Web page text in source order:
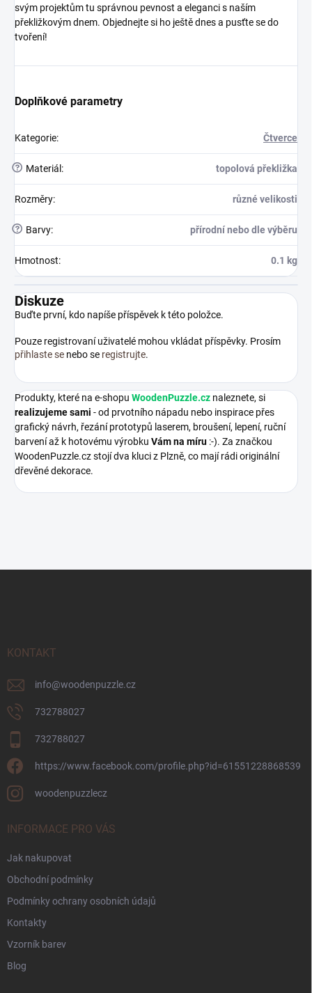
svým projektům tu správnou pevnost a eleganci s naším
překližkovým dnem. Objednejte si ho ještě dnes a pusťte se do
tvoření!
Doplňkové parametry
Kategorie: Čtverce
? Materiál : topolová překližka
Rozměry: různé velikosti
? Barvy: přírodní nebo dle výběru
Hmotnost: 0.1 kg
Diskuze
Buďte první, kdo napíše příspěvek k této položce.
Pouze registrovaní uživatelé mohou vkládat příspěvky. Prosím
přihlaste se nebo se registrujte.
Produkty, které na e-shopu WoodenPuzzle.cz naleznete, si
realizujeme sami - od prvotního nápadu nebo inspirace přes
grafický návrh, řezání prototypů laserem, broušení, lepení, ruční
barvení až k hotovému výrobku Vám na míru :-). Za značkou
WoodenPuzzle.cz stojí dva kluci z Plzně, co mají rádi originální
dřevěné dekorace.
KONTAKT
info@woodenpuzzle.cz
732788027
732788027
https://www.facebook.com/profile.php?id=61551228868539
woodenpuzzlecz
INFORMACE PRO VÁS
Jak nakupovat
Obchodní podmínky
Podmínky ochrany osobních údajů
Kontakty
Vzorník barev
Blog